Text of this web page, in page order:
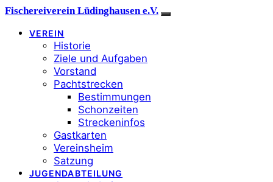
Fischereiverein Lüdinghausen e.V.
VEREIN
Historie
Ziele und Aufgaben
Vorstand
Pachtstrecken
Bestimmungen
Schonzeiten
Streckeninfos
Gastkarten
Vereinsheim
Satzung
JUGENDABTEILUNG